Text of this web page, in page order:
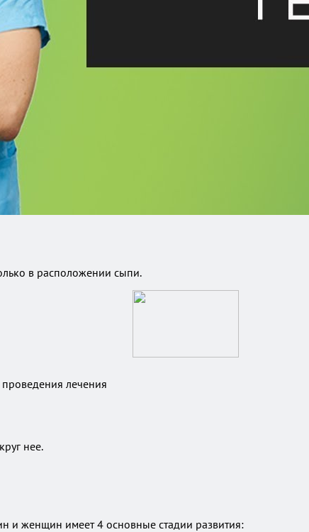
в расположении сыпи.
лечения
нее.
и женщин имеет 4 основные стадии развития: